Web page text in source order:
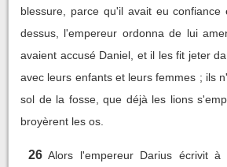
blessure, parce qu'il avait eu confiance
dessus, l'empereur ordonna de lui
avaient accusé Daniel, et il les fit jeter
avec leurs enfants et leurs femmes ; ils
sol de la fosse, que déjà les lions
broyèrent les os.
26 Alors l'empereur Darius écrivit